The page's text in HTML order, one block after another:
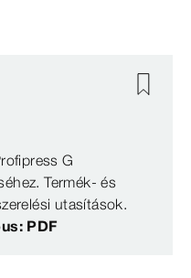
G
Termék- és
utasítások.
PDF